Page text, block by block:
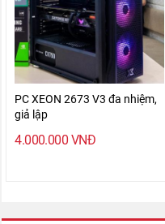
PC XEON 2673 V3 đa nhiệm,
giả lập
4.000.000 VNĐ